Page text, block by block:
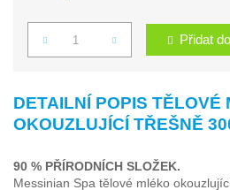
Počet Přidat
DETAILNÍ POPIS TĚLOVÉ
OKOUZLUJÍCÍ TŘEŠNĚ
90 % PŘÍRODNÍCH SLOŽEK.
Messinian Spa tělové mléko